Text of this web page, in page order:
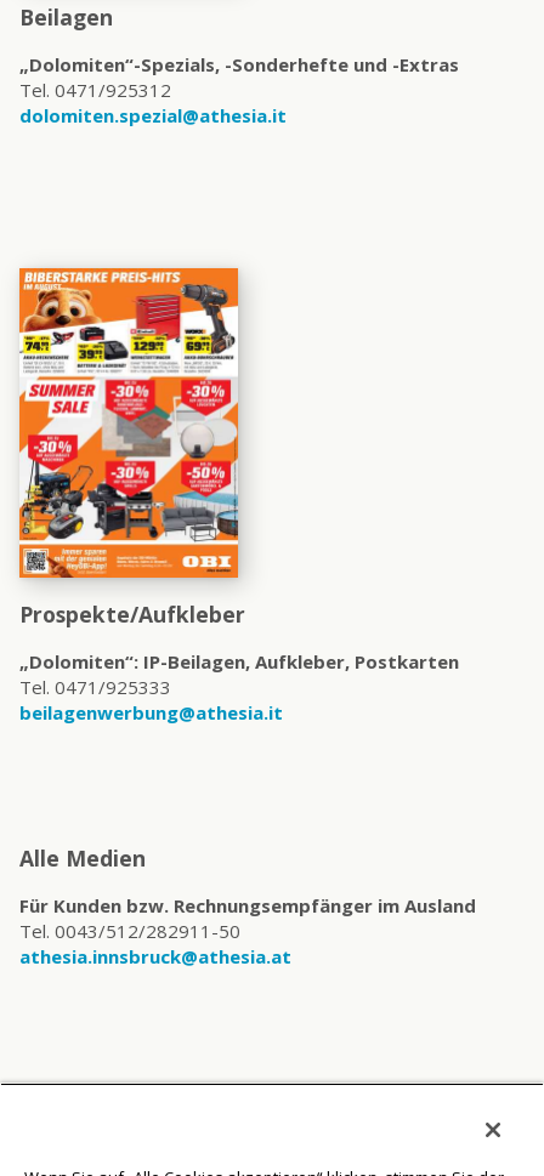
Beilagen
„Dolomiten“-Spezials, -Sonderhefte und -Extras
Tel. 0471/925312
dolomiten.spezial@athesia.it
Prospekte/Aufkleber
„Dolomiten“: IP-Beilagen, Aufkleber, Postkarten
Tel. 0471/925333
beilagenwerbung@athesia.it
Alle Medien
Für Kunden bzw. Rechnungsempfänger im Ausland
Tel. 0043/512/282911-50
athesia.innsbruck@athesia.at